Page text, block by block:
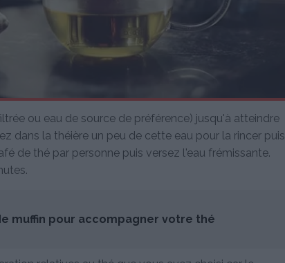
ou eau de source de préférence) jusqu'à atteindre
dans la théière un peu de cette eau pour la rincer puis
de thé par personne puis versez l'eau frémissante.
muffin pour accompagner votre thé